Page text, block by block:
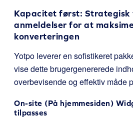
Kapacitet først: Strategisk
anmeldelser for at
konverteringen
Yotpo leverer en sofistikeret
vise dette brugergenererede
overbevisende og effektiv måde
On-site (På hjemmesiden)
tilpasses